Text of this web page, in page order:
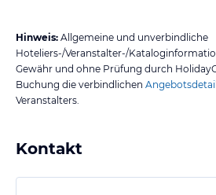
Hinweis: Allgemeine und unverbindliche
Hoteliers-/Veranstalter-/
Gewähr und ohne Prüfung durch
Buchung die verbindlichen
Veranstalters.
Kontakt